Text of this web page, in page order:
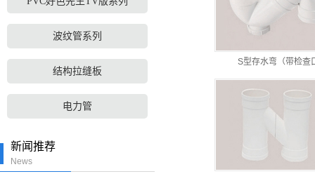
波纹管系列
结构拉缝板
电力管
新闻推荐
News
S型存水弯（带检查